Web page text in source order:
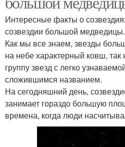
Интересные факты о
созвездии большой медведицы.
Как мы все знаем, звезды
на небе характерный ковш,
группу звезд с легко
сложившимся названием.
На сегодняшний день,
занимает гораздо большую
времена, когда люди